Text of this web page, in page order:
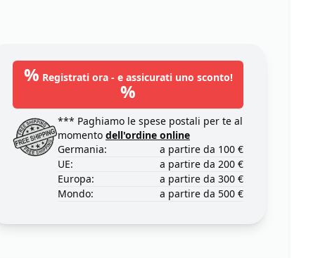
% Registrati ora - e assicurati uno sconto!
%
*** Paghiamo le spese postali per te al
momento dell'ordine online
Germania:
a partire da 100 €
UE:
a partire da 200 €
Europa:
a partire da 300 €
Mondo:
a partire da 500 €